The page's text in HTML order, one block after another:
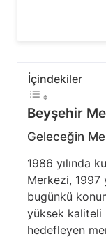
İçindekiler
Beyşehir
Geleceğin
1986 yılında
Merkezi, 1997
bugünkü
yüksek kaliteli
hedefleyen